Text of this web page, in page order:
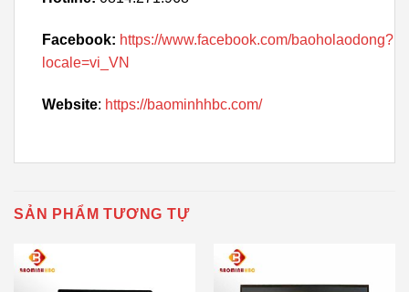
Facebook: https://www.facebook.com/baoholaodong?
locale=vi_VN
Website: https://baominhhbc.com/
SẢN PHẨM TƯƠNG TỰ